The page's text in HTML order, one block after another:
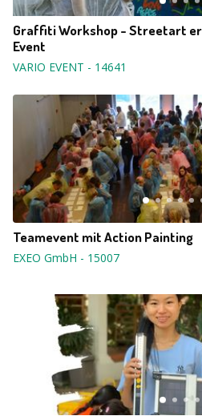
Graffiti Workshop - Streetart
Event
VARIO EVENT - 14641
Teamevent mit Action Painting
EXEO GmbH - 15007